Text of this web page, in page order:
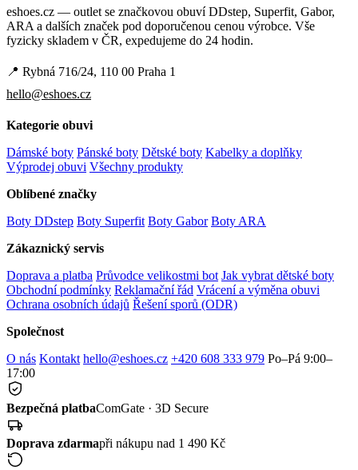
eshoes.cz — outlet se značkovou obuví DDstep, Superfit, Gabor,
ARA a dalších značek pod doporučenou cenou výrobce. Vše
fyzicky skladem v ČR, expedujeme do 24 hodin.
📍 Rybná 716/24, 110 00 Praha 1
hello@eshoes.cz
Kategorie obuvi
Dámské boty Pánské boty Dětské boty Kabelky a doplňky
Výprodej obuvi Všechny produkty
Oblíbené značky
Boty DDstep Boty Superfit Boty Gabor Boty ARA
Zákaznický servis
Doprava a platba Průvodce velikostmi bot Jak vybrat dětské boty
Obchodní podmínky Reklamační řád Vrácení a výměna obuvi
Ochrana osobních údajů Řešení sporů (ODR)
Společnost
O nás Kontakt hello@eshoes.cz +420 608 333 979 Po–Pá 9:00–
17:00
Bezpečná platbaComGate · 3D Secure
Doprava zdarmapři nákupu nad 1 490 Kč